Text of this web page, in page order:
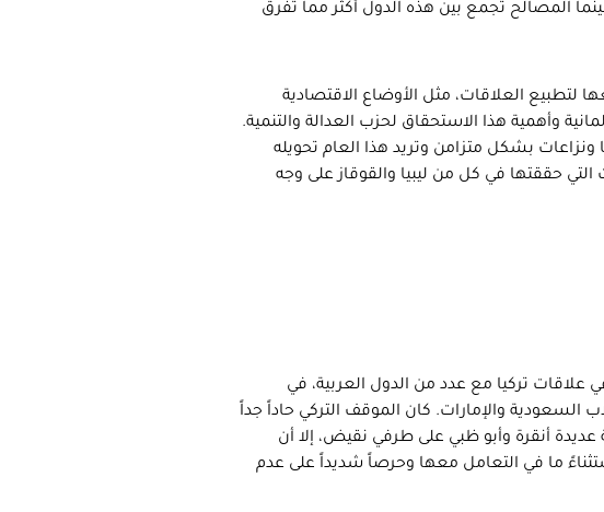
المصالح تجمع بين هذه الدول أكثر مما تفرق
لتطبيع العلاقات، مثل الأوضاع الاقتصادية
وأهمية هذا الاستحقاق لحزب العدالة والتنمية.
قضايا ونزاعات بشكل متزامن وتريد هذا العام تحويله
حققتها في كل من ليبيا والقوقاز على وجه
يوليو 2013 محطة فارقة في علاقات تركيا مع عدد من الدول العربية، في
السعودية والإمارات. كان الموقف التركي حاداً جداً
أنقرة وأبو ظبي على طرفي نقيض، إلا أن
ما في التعامل معها وحرصاً شديداً على عدم